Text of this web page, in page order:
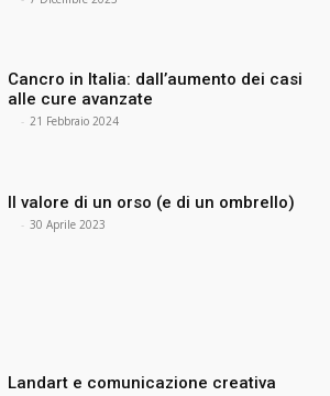
Cancro in Italia: dall’aumento dei casi
alle cure avanzate
- 21 Febbraio 2024
Il valore di un orso (e di un ombrello)
- 30 Aprile 2023
Landart e comunicazione creativa